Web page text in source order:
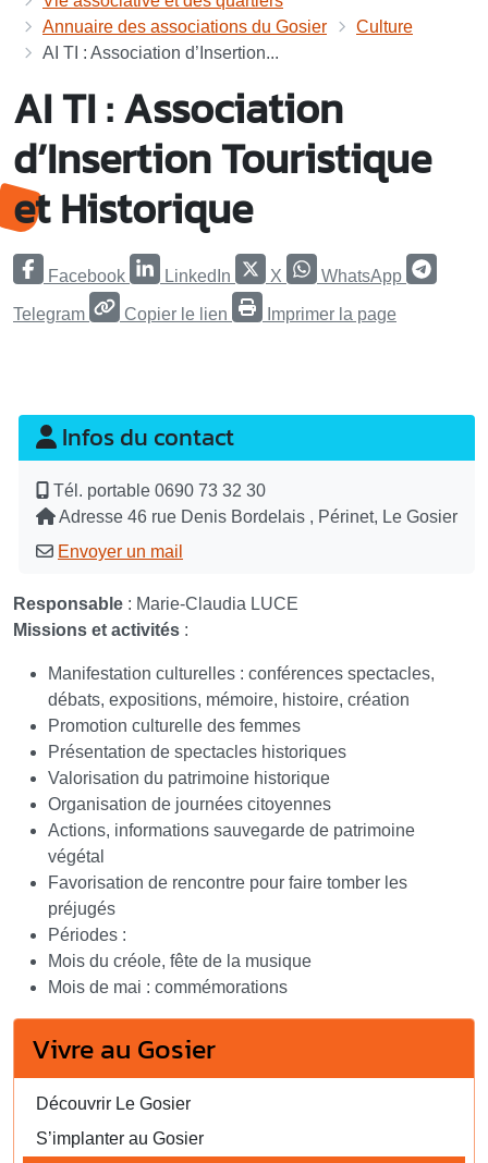
Annuaire des associations du Gosier
Culture
AI TI : Association d’Insertion...
AI TI : Association
d’Insertion Touristique
et Historique
Facebook LinkedIn X WhatsApp
Telegram Copier le lien Imprimer la page
Infos du contact
Tél. portable 0690 73 32 30
Adresse 46 rue Denis Bordelais , Périnet, Le Gosier
Envoyer un mail
Responsable : Marie-Claudia LUCE
Missions et activités :
Manifestation culturelles : conférences spectacles,
débats, expositions, mémoire, histoire, création
Promotion culturelle des femmes
Présentation de spectacles historiques
Valorisation du patrimoine historique
Organisation de journées citoyennes
Actions, informations sauvegarde de patrimoine
végétal
Favorisation de rencontre pour faire tomber les
préjugés
Périodes :
Mois du créole, fête de la musique
Mois de mai : commémorations
Vivre au Gosier
Découvrir Le Gosier
S’implanter au Gosier